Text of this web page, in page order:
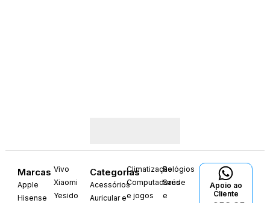
Marcas
Apple
Hisense
Vivo
Xiaomi
Yesido
Categorias
Acessórios
Auricular e
Climatização
Computadores
e jogos
Relógios
Saúde
e
Apoio ao
Cliente